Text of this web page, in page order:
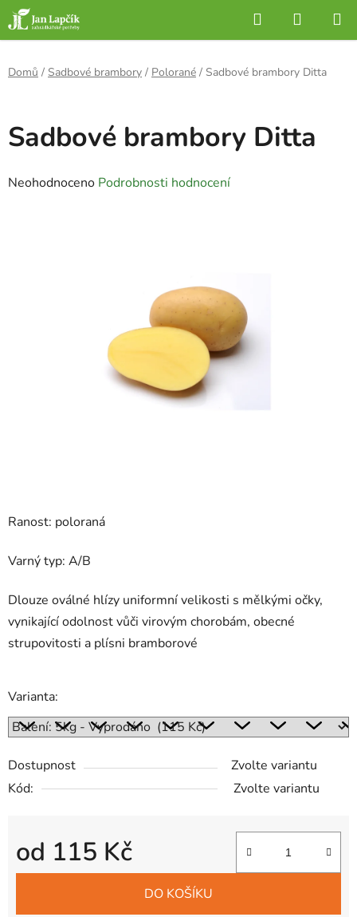
Přejít
na
obsah
Hledat
KOŠÍK
Domů / Sadbové brambory / Polorané / Sadbové brambory Ditta
Ranost: poloraná
Varný typ: A/B
Dlouze oválné hlízy uniformní velikosti s mělkými očky,
vynikající odolnost vůči virovým chorobám, obecné
strupovitosti a plísni bramborové
Varianta:
Dostupnost
Zvolte variantu
Kód:
Zvolte variantu
od 115 Kč
Měrná cena:
DO KOŠÍKU
Sadbové brambory Ditta
Průměrné
Neohodnoceno Podrobnosti hodnocení